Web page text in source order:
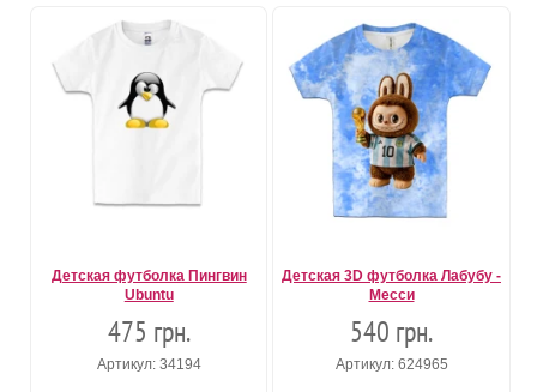
Детская футболка Пингвин
Ubuntu
475 грн.
Артикул: 34194
Детская 3D футболка Лабубу -
Месси
540 грн.
Артикул: 624965